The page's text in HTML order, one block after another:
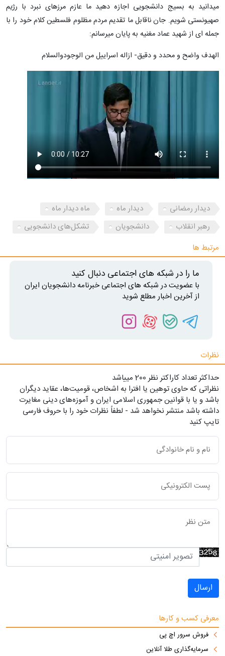
میدانید به بسیج دانشجویی اجازه دهید ما عازم مرزهای نبرد با رژیم
صهیونستی شویم. جان ناقابل ما تقدیم مردم مظلوم فلسطین کلام خود را با
جمله ای از شهید عماد مغنیه به پایان میرسانم:
الهدف واضح و محدد و دقیق- ازاله اسراییل من الوجودوالسلام
دیدار رمضانی دیدار ماه
ماه دیدار ماه
رهبر انقلاب
دانشجویان
تشکل‌های دانشجویی
مرتبط ها
ما را در شبکه های اجتماعی دنبال کنید
با عضویت در شبکه های اجتماعی خبرنامه دانشجویان ایران
از آخرین اخبار مطلع شوید
نظرات
حداکثر تعداد کاراکتر نظر 200 ميياشد
نظراتی که حاوی توهین یا افترا به اشخاص، قومیت‌ها، عقاید دیگران
باشد و یا با قوانین جمهوری اسلامی ایران و آموزه‌های دینی مغایرت
داشته باشد منتشر نخواهد شد - لطفاً نظرات خود را با حروف فارسی
تایپ کنید
ارسال
معرفی کسب و کارها
فروش سرور اچ پی
سرمایه‌گذاری طلا آنلاین